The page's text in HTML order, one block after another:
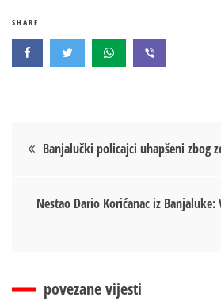
SHARE
Кретање
Banjalučki policajci uhapšeni zbog
Nestao Dario Korićanac iz
povezane vijesti